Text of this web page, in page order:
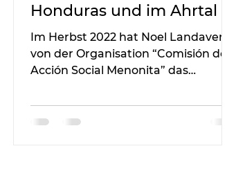
Honduras und im Ahrtal
Im Herbst 2022 hat Noel
von der Organisation “Comisión de
Acción Social Menonita” das
besucht.